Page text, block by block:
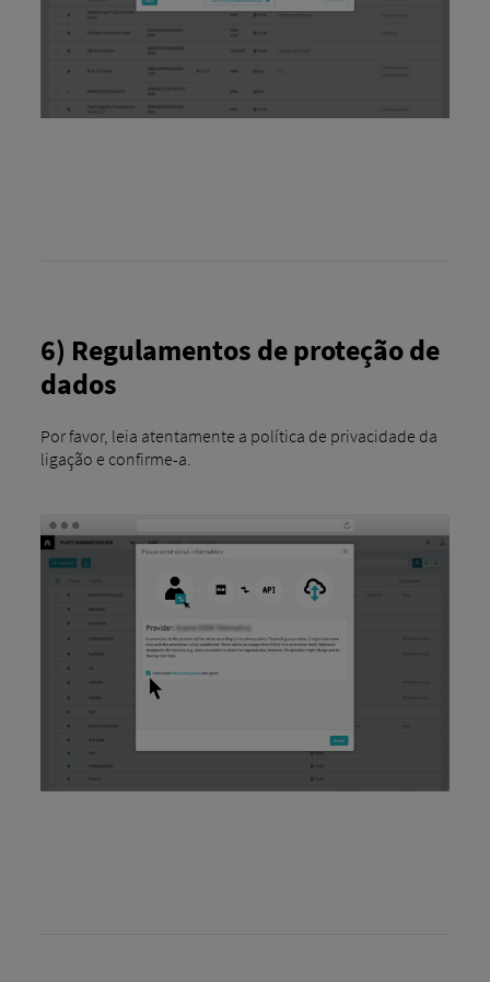
6) Regulamentos de proteção de
dados
Por favor, leia atentamente a política de privacidade da
ligação e confirme-a.